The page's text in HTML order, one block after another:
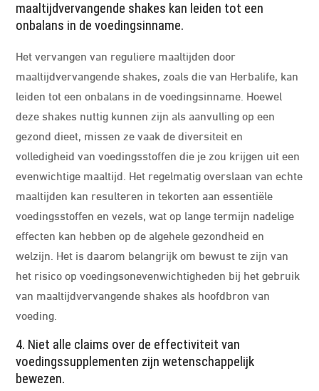
maaltijdvervangende shakes kan leiden tot een
onbalans in de voedingsinname.
Het vervangen van reguliere maaltijden door
maaltijdvervangende shakes, zoals die van Herbalife, kan
leiden tot een onbalans in de voedingsinname. Hoewel
deze shakes nuttig kunnen zijn als aanvulling op een
gezond dieet, missen ze vaak de diversiteit en
volledigheid van voedingsstoffen die je zou krijgen uit een
evenwichtige maaltijd. Het regelmatig overslaan van echte
maaltijden kan resulteren in tekorten aan essentiële
voedingsstoffen en vezels, wat op lange termijn nadelige
effecten kan hebben op de algehele gezondheid en
welzijn. Het is daarom belangrijk om bewust te zijn van
het risico op voedingsonevenwichtigheden bij het gebruik
van maaltijdvervangende shakes als hoofdbron van
voeding.
4. Niet alle claims over de effectiviteit van
voedingssupplementen zijn wetenschappelijk
bewezen.